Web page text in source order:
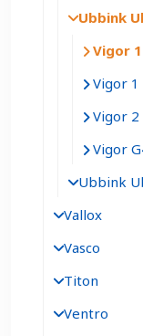
Ubbink
Vigor
Vigor 1
Vigor 2
Vigor
Ubbink
Vallox
Vasco
Titon
Ventro